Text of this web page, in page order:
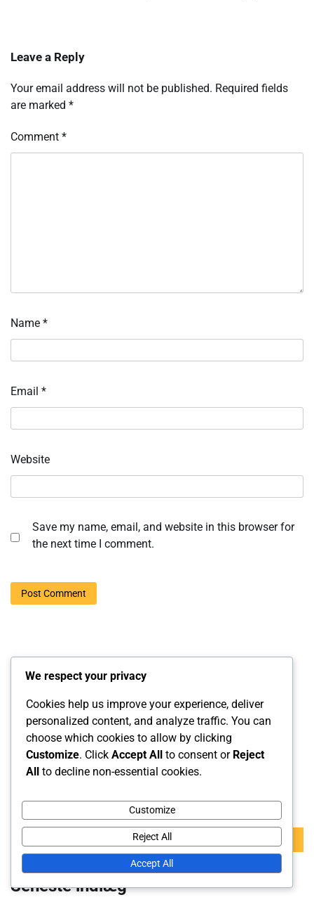
Leave a Reply
Your email address will not be published. Required fields
are marked *
Comment *
Name *
Email *
Website
Save my name, email, and website in this browser for
the next time I comment.
Links
Tag kontakt
Om os
Indhold
Søg
for:
Seneste indlæg
We respect your privacy
Cookies help us improve your experience, deliver
personalized content, and analyze traffic. You can
choose which cookies to allow by clicking
Customize. Click Accept All to consent or Reject
All to decline non-essential cookies.
Customize
Reject All
Accept All